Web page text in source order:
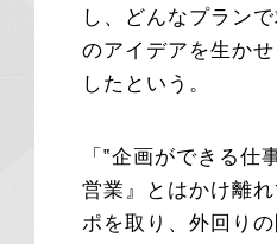
し、どんなプラン
のアイデアを生か
したという。
「‟企画ができる
営業』とはかけ離
ポを取り、外回り